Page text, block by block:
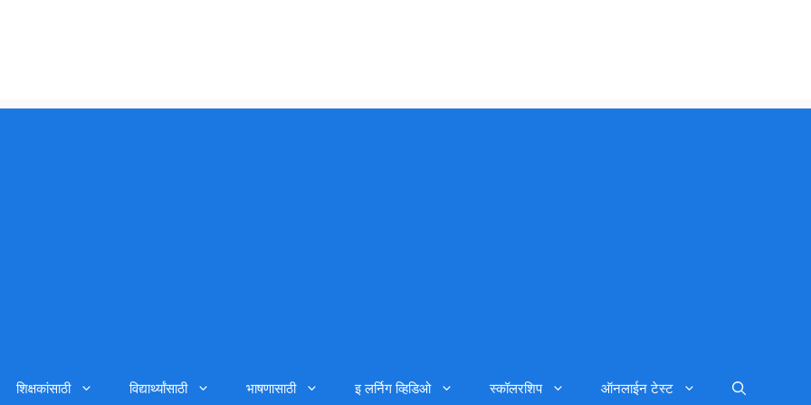
शिक्षकांसाठी विद्यार्थ्यांसाठी भाषणासाठी इ लर्निग व्हिडिओ स्कॉलरशिप ऑनलाईन टेस्ट